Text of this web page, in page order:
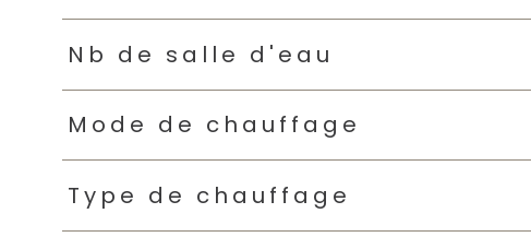
Nb de salle d'eau
Mode de chauffage
Type de chauffage